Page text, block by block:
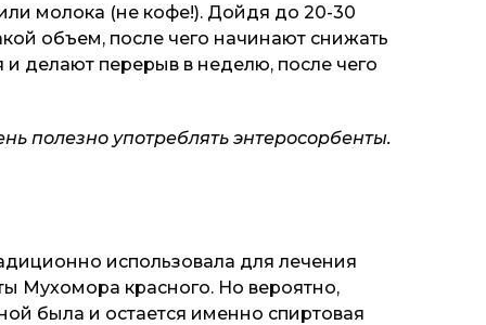
молока (не кофе!). Дойдя до 20-30
объем, после чего начинают снижать
делают перерыв в неделю, после чего
полезно употреблять энтеросорбенты.
использовала для лечения
Мухомора красного. Но вероятно,
была и остается именно спиртовая